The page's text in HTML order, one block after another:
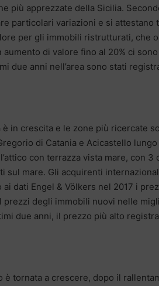
più apprezzate della Sicilia.
particolari variazioni e si attestano
per gli immobili ristrutturati, che
di valore fino al 20% ci
due anni nell’area sono stati
in crescita e le zone più ricercate
di Catania e Acicastello
con terrazza vista mare, con 3
sul mare. Gli acquirenti
dati Engel & Völkers nel 2017 i
prezzi degli immobili nuovi nelle
due anni, il prezzo più alto
tornata a crescere, dopo il